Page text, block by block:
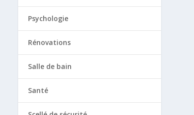
Psychologie
Rénovations
Salle de bain
Santé